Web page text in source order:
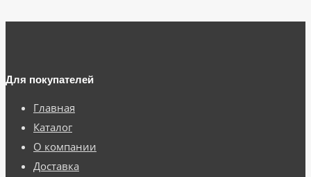
Для покупателей
Главная
Каталог
О компании
Доставка